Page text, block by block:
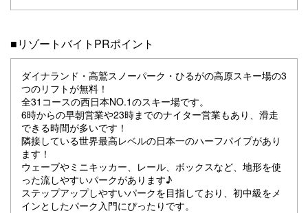
■リゾートバイトPRポイント
ダイナランド・高鷲スノーパーク・ひるがの高原スキー場の3
つのリフトが無料！
全31コースの西日本NO.1のスキー場です。
6時からの早朝営業や23時までのナイター営業もあり、滑走
できる時間が多いです！
隣接している世界最高レベルの日本一のハーフパイプがあり
ます！
ウェーブやミニキッカー、レール、ボックスなど、地形を使
った流しやすいパークがあります♪
ステップアップしやすいパークを目指しており、初中級をメ
インとしたパーク入門にぴったりです。